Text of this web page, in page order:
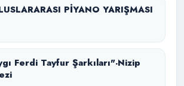
PİYANO YARIŞMASI
Ferdi Tayfur Şarkıları"-Nizip